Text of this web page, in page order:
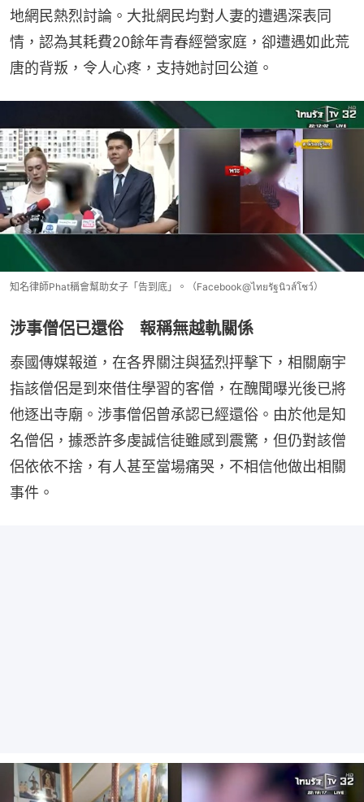
地網民熱烈討論。大批網民均對人妻的遭遇深表同
情，認為其耗費20餘年青春經營家庭，卻遭遇如此荒
唐的背叛，令人心疼，支持她討回公道。
知名律師Phat稱會幫助女子「告到底」。（Facebook@ไทยรัฐนิวส์โชว์）
涉事僧侶已還俗 報稱無越軌關係
泰國傳媒報道，在各界關注與猛烈抨擊下，相關廟宇
指該僧侶是到來借住學習的客僧，在醜聞曝光後已將
他逐出寺廟。涉事僧侶曾承認已經還俗。由於他是知
名僧侶，據悉許多虔誠信徒雖感到震驚，但仍對該僧
侶依依不捨，有人甚至當場痛哭，不相信他做出相關
事件。